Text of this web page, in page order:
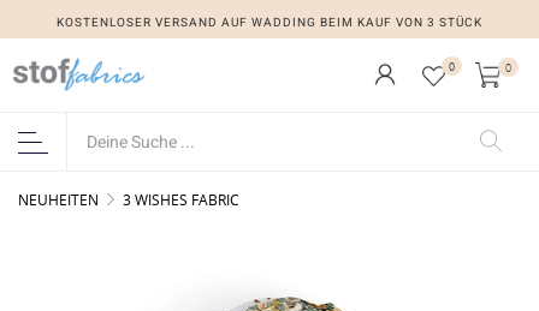
KOSTENLOSER VERSAND AUF WADDING BEIM KAUF VON 3 STÜCK
0 0
NEUHEITEN 3 WISHES FABRIC